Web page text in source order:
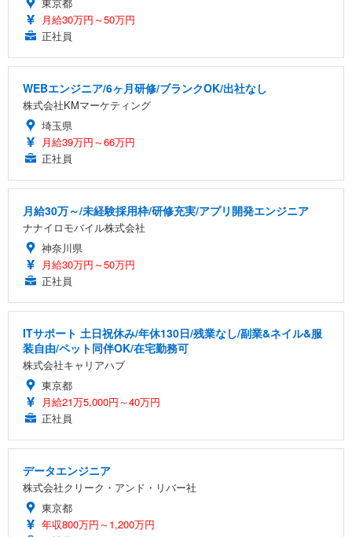
月給30万円～50万円
正社員
WEBエンジニア/6ヶ月研修/ブランクOK/出社なし
株式会社KMマーケティング
埼玉県
月給39万円～66万円
正社員
月給30万～/未経験採用枠/研修充実/アプリ開発エンジニア
ナナイロモバイル株式会社
神奈川県
月給30万円～50万円
正社員
ITサポート 土日祝休み/年休130日/残業なし/副業&ネイル&服
装自由/ペット同伴OK/在宅勤務可
株式会社キャリアハブ
東京都
月給21万5,000円～40万円
正社員
データエンジニア
株式会社クリーク・アンド・リバー社
東京都
年収800万円～1,200万円